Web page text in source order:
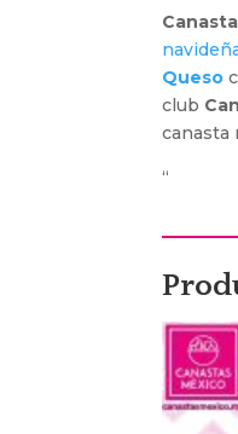
Queso
club
canasta
“